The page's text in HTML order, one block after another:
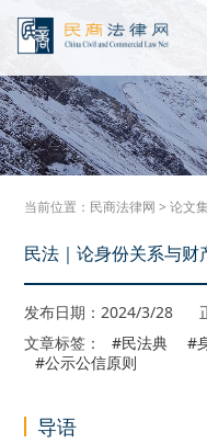
当前位置： 民商法律网 >论文
民法｜论身份关系与
发布日期：2024/3/28
文章标签： #民法典 #
#公示公信原则
导语